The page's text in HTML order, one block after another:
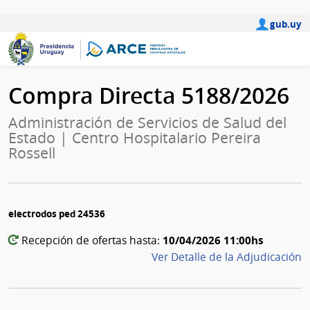
gub.uy
Compra Directa 5188/2026
Administración de Servicios de Salud del
Estado | Centro Hospitalario Pereira
Rossell
electrodos ped 24536
Recepción de ofertas hasta: 10/04/2026 11:00hs
Ver Detalle de la Adjudicación